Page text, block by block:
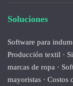
Soluciones
Software para
Producción textil ·
marcas de ropa ·
mayoristas · Costos